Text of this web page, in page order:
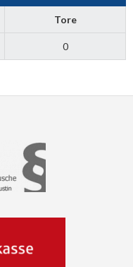
Tore
0